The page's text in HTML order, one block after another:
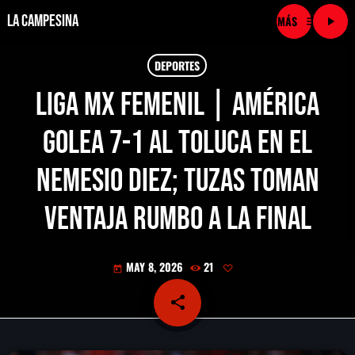
La Campesina menu
play_arrow
play_arrow LA CAMPESINA CADENA
play_arrow LA CAMPESINA 101.9 FM
play_arrow LA CAMPESINA 96.7 FM
DEPORTES
Liga MX Femenil | América
golea 7-1 al Toluca en el
Nemesio Diez; Tuzas toman
ventaja rumbo a la final
today MAY 8, 2026 21
share
email